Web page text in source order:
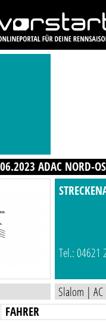
ADAC NORD-
Tel.: 04621
FAHRER